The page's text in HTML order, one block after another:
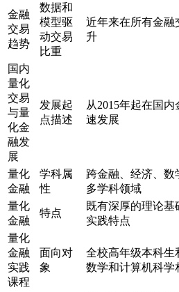
金融
交易
趋势
数据和
模型驱
动交易
比重
近年来在所有金融
升
国内
量化
交易
与量
化金
融发
展
发展起
点描述
从2015年起在国
速发展
量化
金融
学科属
性
跨金融、经济、
多学科领域
量化
金融
特点
既有深厚的理论
实践特点
量化
金融
实践
课程
面向对
象
全校高年级本科生
数学和计算机科学